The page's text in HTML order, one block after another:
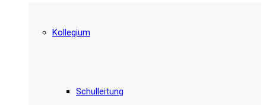
Kollegium
Schulleitung